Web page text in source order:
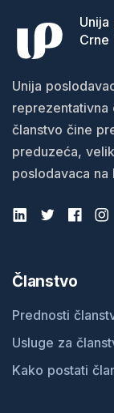
Crne
Unija
reprezentativna
članstvo čine
preduzeća,
poslodavaca na
Članstvo
Prednosti
Usluge za
Kako postati